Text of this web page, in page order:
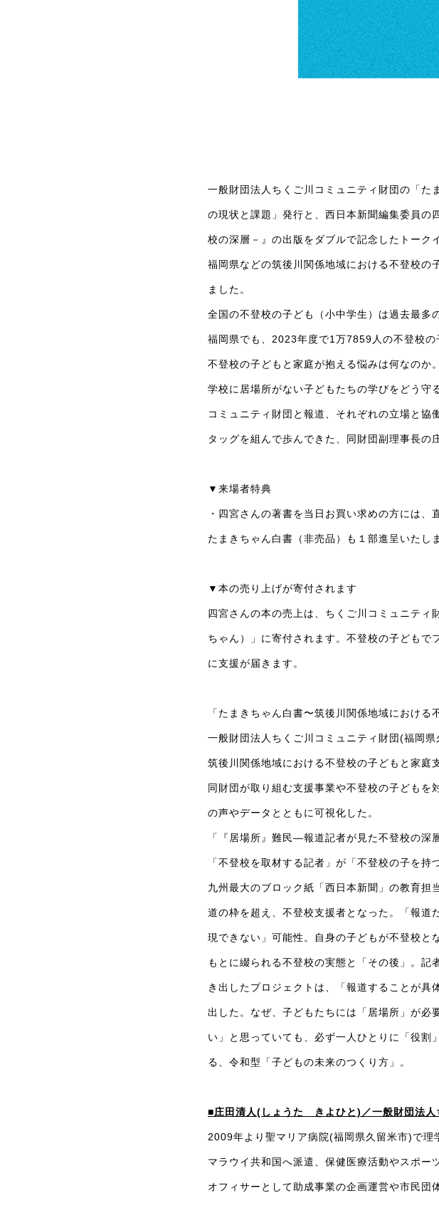
一般財団法人ちくご川コミュニティ財団の「た
の現状と課題」発行と、西日本新聞編集委員の
校の深層－』の出版をダブルで記念したトーク
福岡県などの筑後川関係地域における不登校の
ました。
全国の不登校の子ども（小中学生）は過去最多
福岡県でも、2023年度で1万7859人の不登校の
不登校の子どもと家庭が抱える悩みは何なのか。
学校に居場所がない子どもたちの学びをどう守
コミュニティ財団と報道、それぞれの立場と協
タッグを組んで歩んできた、同財団副理事長の
▼来場者特典
・四宮さんの著書を当日お買い求めの方には、
たまきちゃん白書（非売品）も１部進呈いたし
▼本の売り上げが寄付されます
四宮さんの本の売上は、ちくご川コミュニティ
ちゃん）」に寄付されます。不登校の子どもで
に支援が届きます。
「たまきちゃん白書〜筑後川関係地域における
一般財団法人ちくご川コミュニティ財団(福岡県
筑後川関係地域における不登校の子どもと家庭
同財団が取り組む支援事業や不登校の子ども
の声やデータとともに可視化した。
「『居場所』難民―報道記者が見た不登校の
「不登校を取材する記者」が「不登校の子を
九州最大のブロック紙「西日本新聞」の教育担
道の枠を超え、不登校支援者となった。「報道
現できない」可能性。自身の子どもが不登校と
もとに綴られる不登校の実態と「その後」。
き出したプロジェクトは、「報道することが
出した。なぜ、子どもたちには「居場所」が必
い」と思っていても、必ず一人ひとりに「役
る、令和型「子どもの未来のつくり方」。
■庄田清人(しょうた きよひと)／一般財団法人
2009年より聖マリア病院(福岡県久留米市)で
マラウイ共和国へ派遣、保健医療活動やスポ
オフィサーとして助成事業の企画運営や市民団